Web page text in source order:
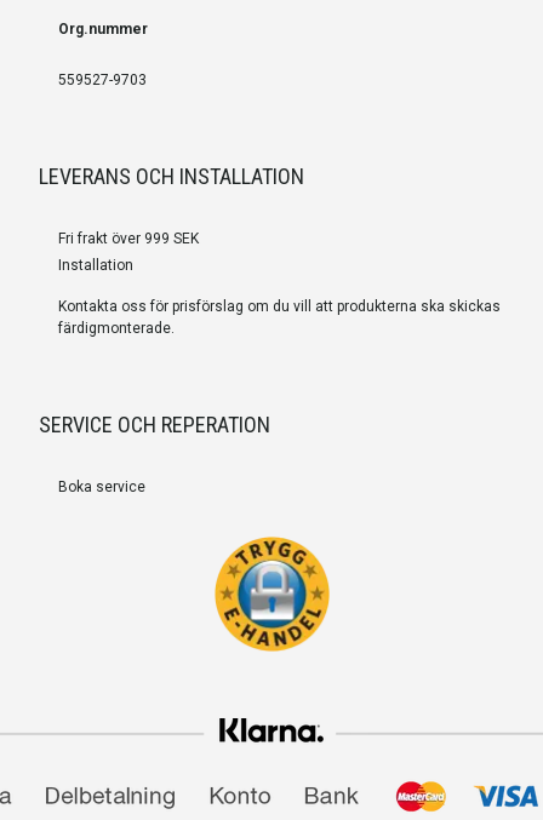
Org.nummer
559527-9703
LEVERANS OCH INSTALLATION
Fri frakt över 999 SEK
Installation
Kontakta oss för prisförslag om du vill att produkterna ska skickas
färdigmonterade.
SERVICE OCH REPERATION
Boka service